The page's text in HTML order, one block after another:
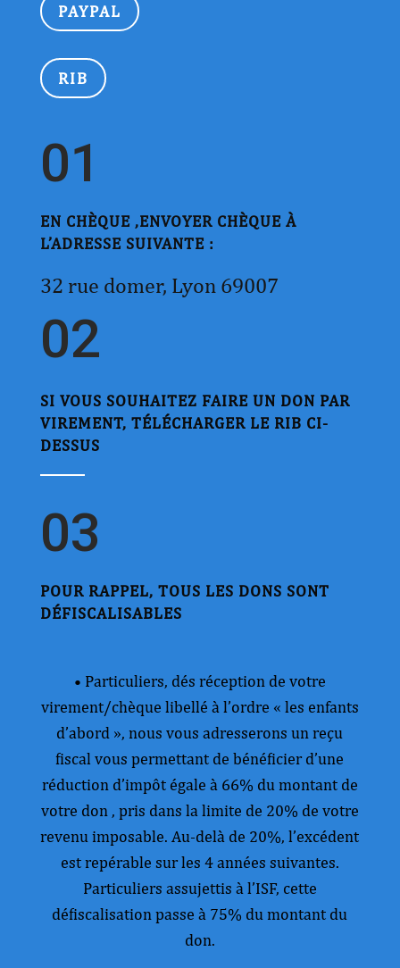
PAYPAL
RIB
01
EN CHÈQUE ,ENVOYER CHÈQUE À
L’ADRESSE SUIVANTE :
32 rue domer, Lyon 69007
02
SI VOUS SOUHAITEZ FAIRE UN DON PAR
VIREMENT, TÉLÉCHARGER LE RIB CI-
DESSUS
03
POUR RAPPEL, TOUS LES DONS SONT
DÉFISCALISABLES
• Particuliers, dés réception de votre
virement/chèque libellé à l’ordre « les enfants
d’abord », nous vous adresserons un reçu
fiscal vous permettant de bénéficier d’une
réduction d’impôt égale à 66% du montant de
votre don , pris dans la limite de 20% de votre
revenu imposable. Au-delà de 20%, l’excédent
est repérable sur les 4 années suivantes.
Particuliers assujettis à l’ISF, cette
défiscalisation passe à 75% du montant du
don.